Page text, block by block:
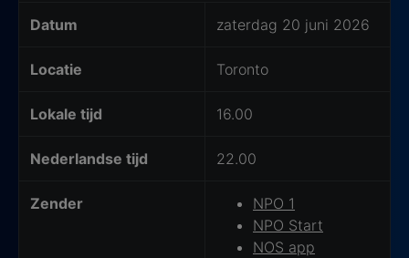
Datum zaterdag 20 juni 2026
Locatie Toronto
Lokale tijd 16.00
Nederlandse tijd 22.00
Zender
NPO 1
NPO Start
NOS app